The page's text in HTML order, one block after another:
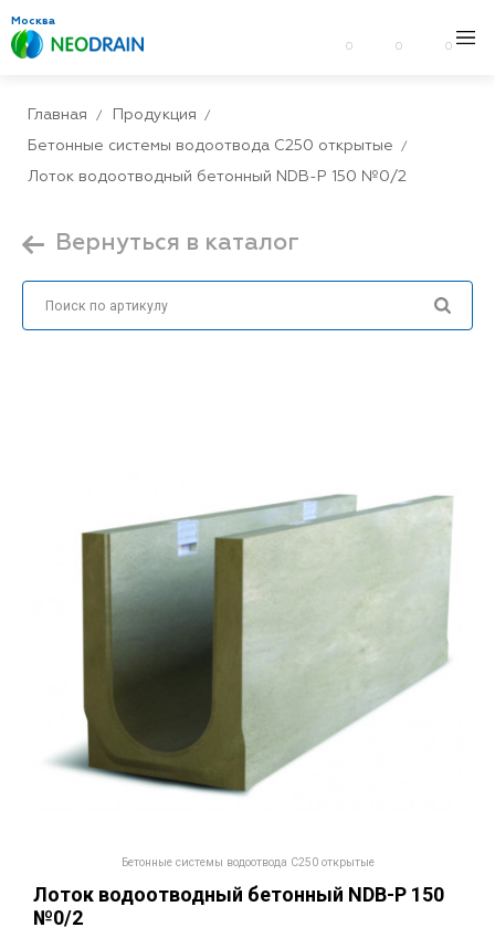
Москва
0 0 0
Главная
Продукция
Бетонные системы водоотвода С250 открытые
Лоток водоотводный бетонный NDB-P 150 №0/2
Вернуться в каталог
Бетонные системы водоотвода С250 открытые
Лоток водоотводный бетонный NDB-P 150
№0/2